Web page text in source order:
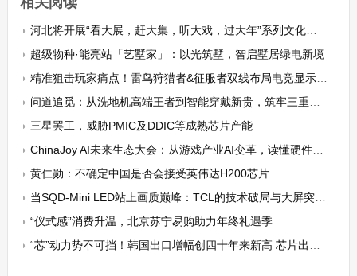
河北将开展“看大展，赶大集，听大戏，过大年”系列文化活动
超级物种·能亮站「艺墅家」：以光筑墅，智启墅居绿电新境
精准狙击玩家痛点！雷鸟狩猎者&征服者双线布局电竞显示器市场
问道追觅：从洗地机高端王者到智能穿戴新贵，筑牢三重护城河
三星罢工，威胁PMIC及DDIC等成熟芯片产能
ChinaJoy AI未来生态大会：从游戏产业AI变革，读懂硬件智能化转型的底层逻辑
黄仁勋：不确定中国是否会接受英伟达H200芯片
当SQD-Mini LED站上画质巅峰：TCL的技术破局与大屏突围之路
“仪式感”消费升温，北京苏宁易购助力年终礼遇季
“芯”动力势不可挡！韩国出口增幅创四十年来新高 芯片出口额猛增169%